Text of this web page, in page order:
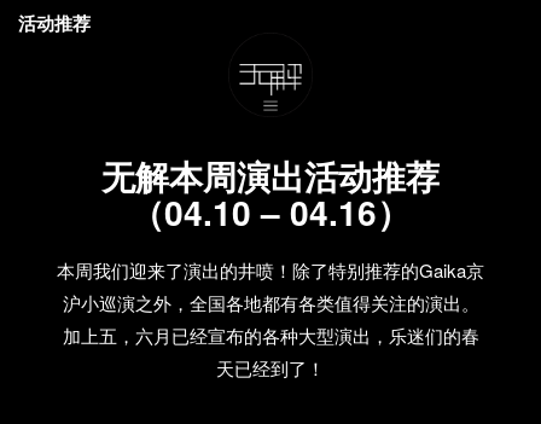
无解本周演出活动推荐
（04.10 – 04.16）
本周我们迎来了演出的井喷！除了特别推荐的Gaika京
沪小巡演之外，全国各地都有各类值得关注的演出。
加上五，六月已经宣布的各种大型演出，乐迷们的春
天已经到了！
活动推荐